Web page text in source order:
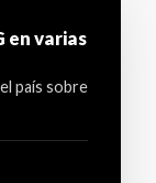
en varias
país sobre